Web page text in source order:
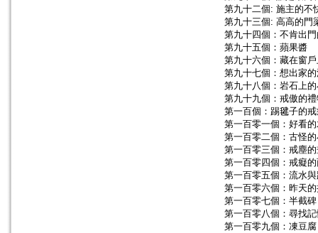
第九十二個: 施主的不
第九十三個: 高高的門
第九十四個：不肯出
第九十五個：蘋果醬
第九十六個：藏在窗
第九十七個：想出家
第九十八個：岩石上
第九十九個：戒傲的
第一百個：踢毽子的
第一百零一個：好看
第一百零二個：古怪
第一百零三個：戒塵
第一百零四個：戒癡
第一百零五個：流水
第一百零六個：昨天
第一百零七個：半截碑
第一百零八個：尋找
第一百零九個：凍豆腐